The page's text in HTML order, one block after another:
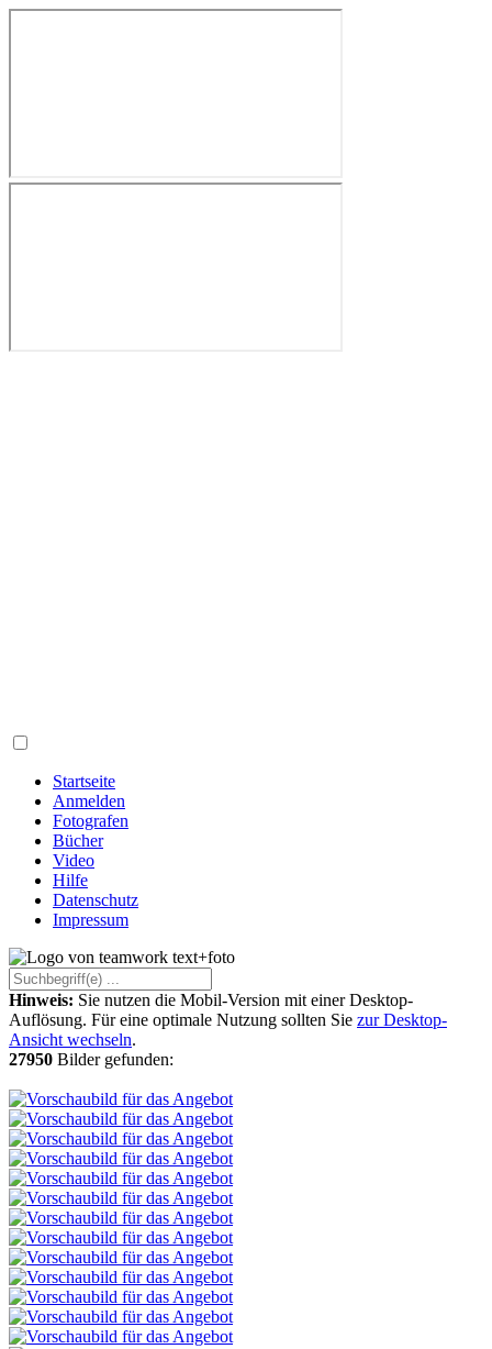
Startseite
Anmelden
Fotografen
Bücher
Video
Hilfe
Datenschutz
Impressum
Hinweis: Sie nutzen die Mobil-Version mit einer Desktop-
Auflösung. Für eine optimale Nutzung sollten Sie zur Desktop-
Ansicht wechseln.
27950 Bilder gefunden: